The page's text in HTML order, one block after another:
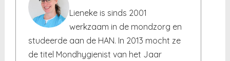
Lieneke is sinds 2001
werkzaam in de mondzorg en
studeerde aan de HAN. In 2013 mocht ze
de titel Mondhygienist van het Jaar